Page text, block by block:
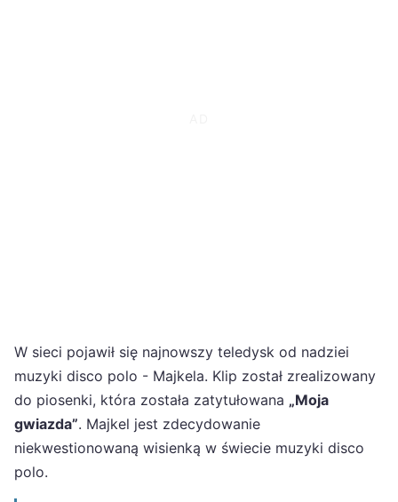
W sieci pojawił się najnowszy teledysk od nadziei
muzyki disco polo - Majkela. Klip został zrealizowany
do piosenki, która została zatytułowana „Moja
gwiazda”. Majkel jest zdecydowanie
niekwestionowaną wisienką w świecie muzyki disco
polo.